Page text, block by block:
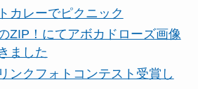
カレーでピクニック
ZIP！にてアボカドローズ画像
ました
ンクフォトコンテスト受賞し